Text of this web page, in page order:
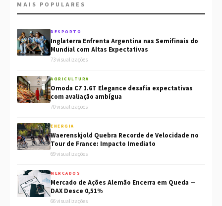
MAIS POPULARES
DESPORTO
Inglaterra Enfrenta Argentina nas Semifinais do
Mundial com Altas Expectativas
73 visualizações
AGRICULTURA
Omoda C7 1.6T Elegance desafia expectativas
com avaliação ambígua
70 visualizações
ENERGIA
Waerenskjold Quebra Recorde de Velocidade no
Tour de France: Impacto Imediato
69 visualizações
MERCADOS
Mercado de Ações Alemão Encerra em Queda —
DAX Desce 0,51%
66 visualizações